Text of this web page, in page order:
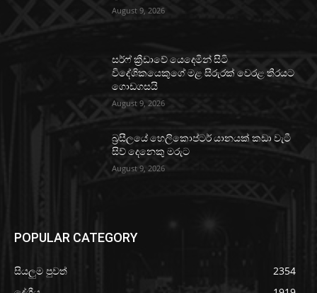
August 9, 2026
සර්ෆ් ක්‍රීඩාවේ යෙදෙමින් සිටි
විදේශිකයෙකුගේ මළ සිරුරක් වෙරළ තීරයට
ගොඩගසයි
August 9, 2026
බ්‍රසීලයේ හෙලිකොප්ටර් යානයක් කඩා වැටී
සිව් දෙනෙකු මරුට
August 9, 2026
POPULAR CATEGORY
සියලුම පුවත්
2354